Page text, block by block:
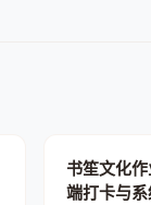
书笙文化
端打卡与